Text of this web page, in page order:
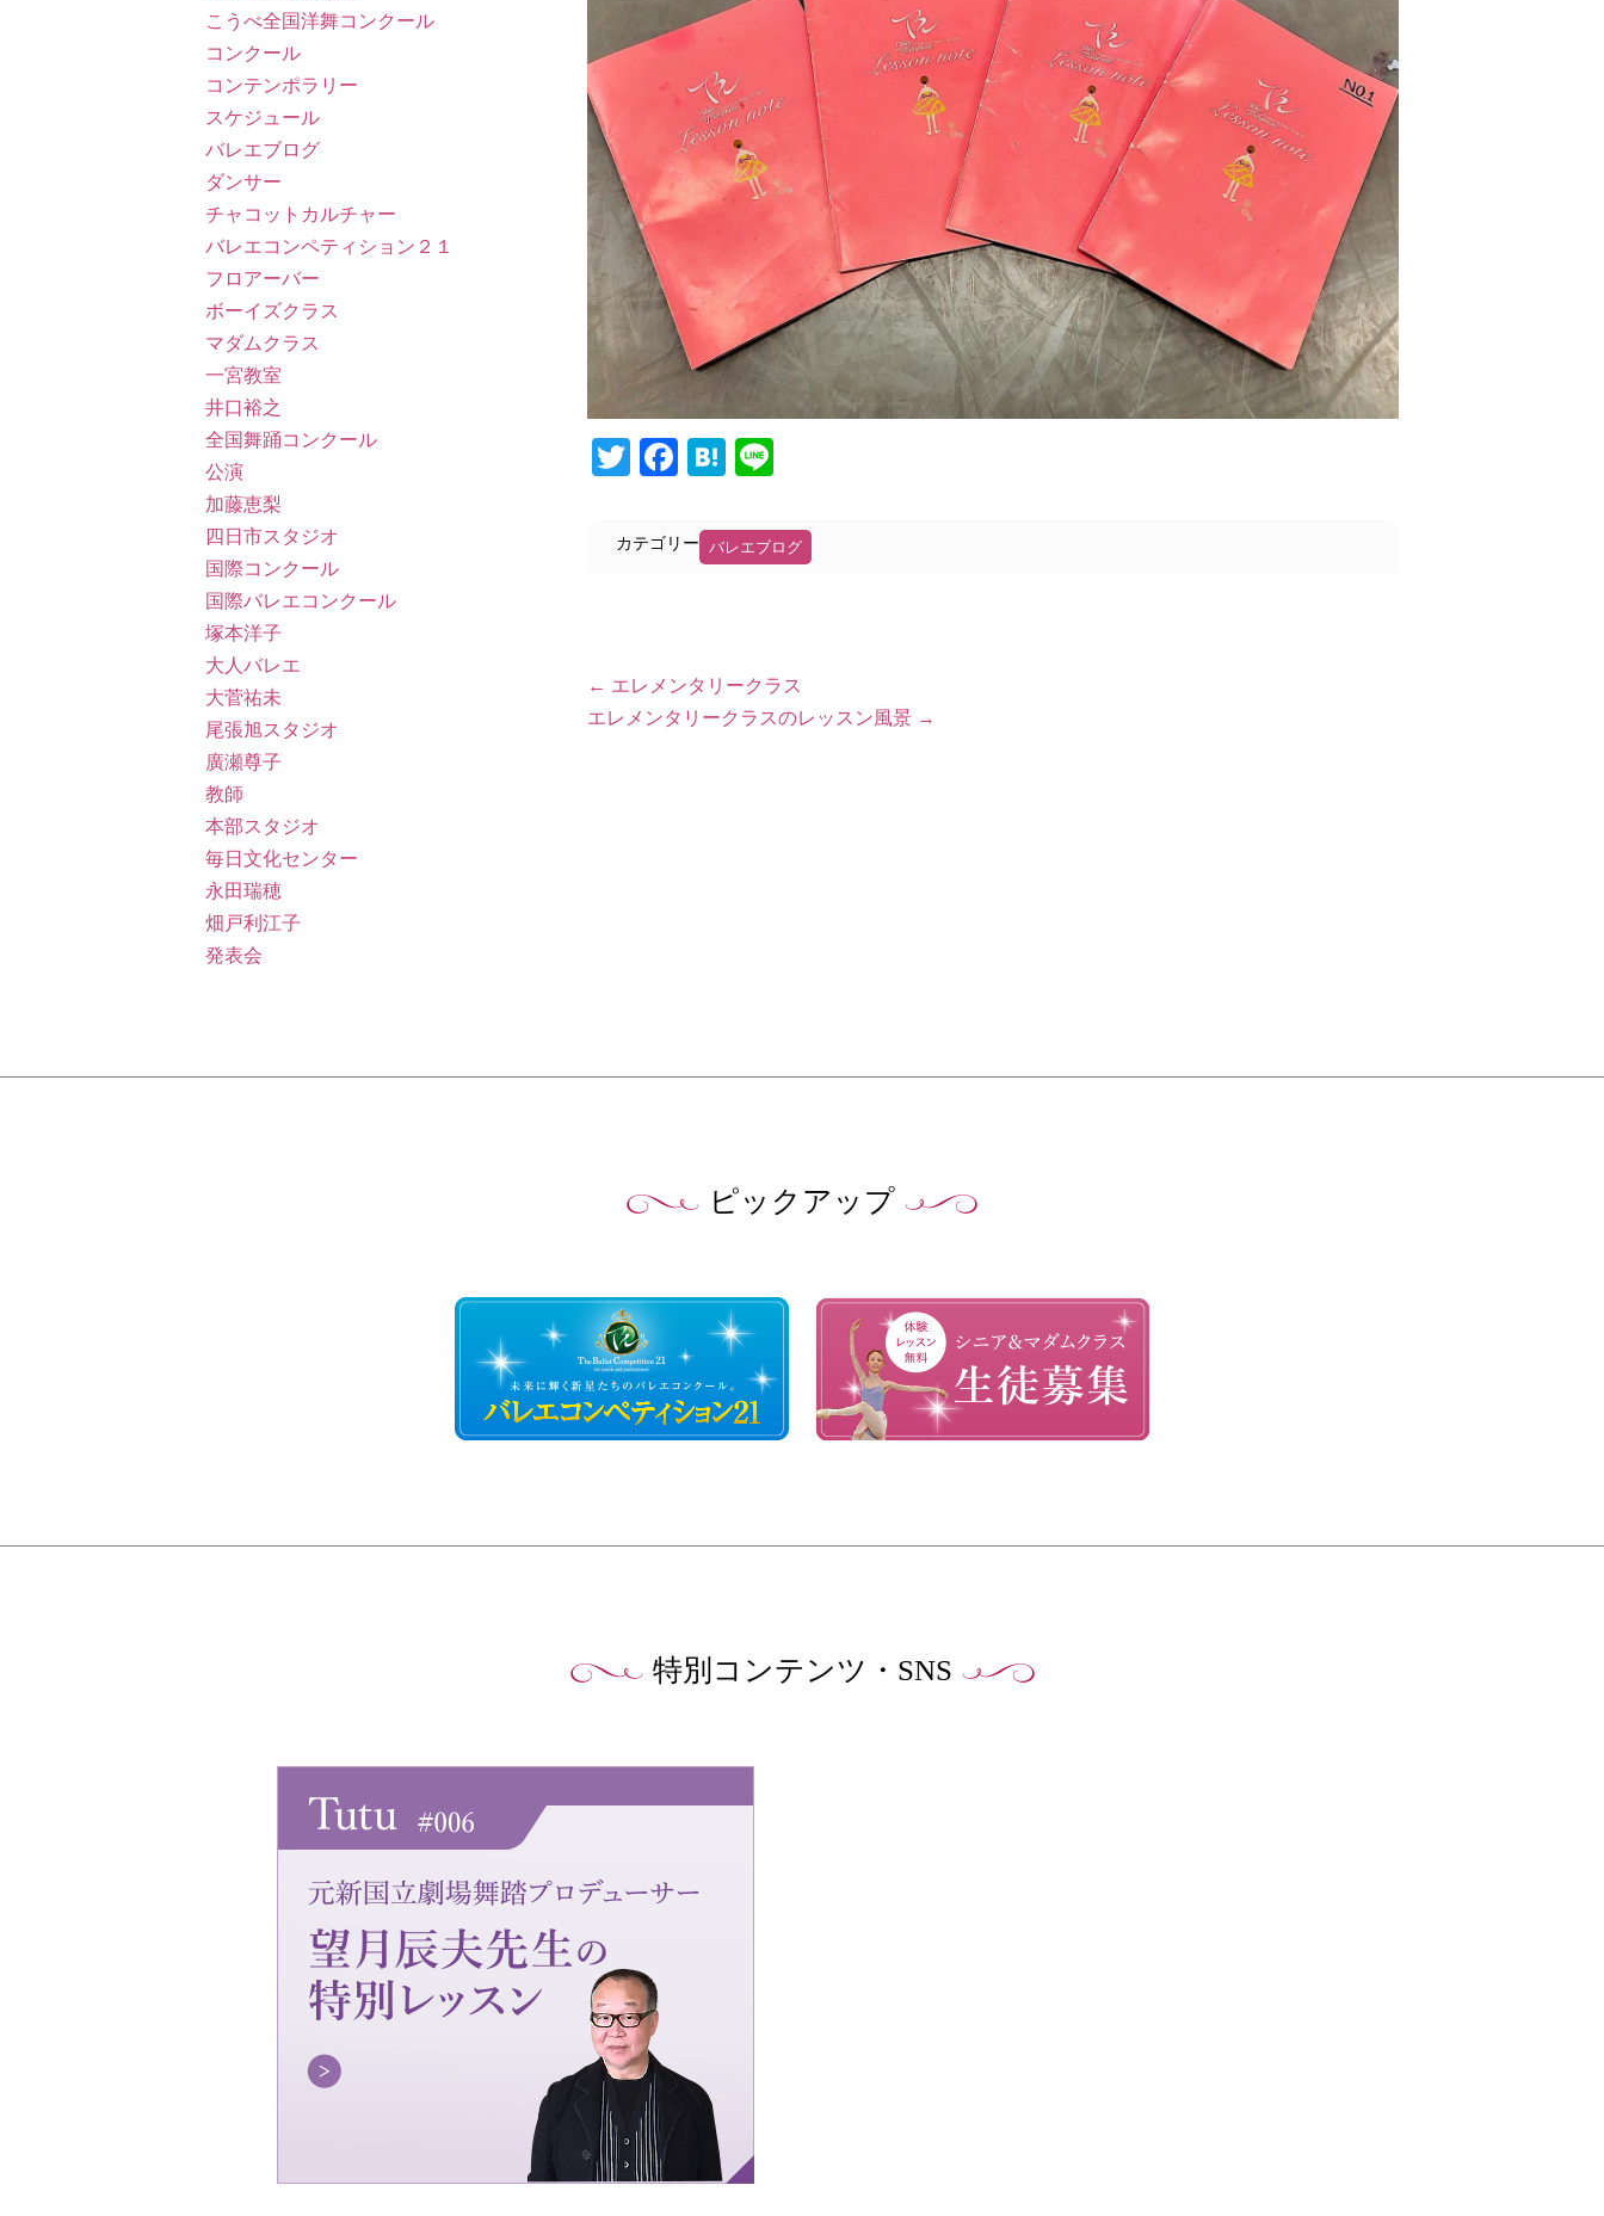
こうべ全国洋舞コンクール
コンクール
コンテンポラリー
スケジュール
バレエブログ
ダンサー
チャコットカルチャー
バレエコンペティション２１
フロアーバー
ボーイズクラス
マダムクラス
一宮教室
井口裕之
全国舞踊コンクール
公演
加藤恵梨
四日市スタジオ
国際コンクール
国際バレエコンクール
塚本洋子
大人バレエ
大菅祐未
尾張旭スタジオ
廣瀬尊子
教師
本部スタジオ
毎日文化センター
永田瑞穂
畑戸利江子
発表会
TwitterFacebook
Hatena
カテゴリー バレエブログ
← エレメンタリークラス
エレメンタリークラスのレッスン風景 →
ピックアップ
特別コンテンツ・SNS